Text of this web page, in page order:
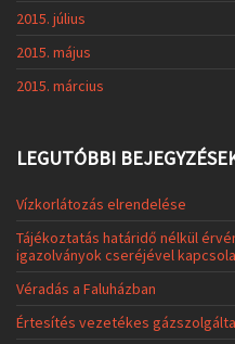
2015. július
2015. május
2015. március
LEGUTÓBBI
Vízkorlátozás elrendelése
Tájékoztatás határidő nélkül
igazolványok cseréjével
Véradás a Faluházban
Értesítés vezetékes